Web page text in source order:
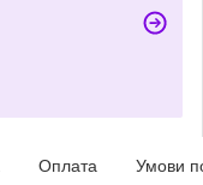
Оплата Умови